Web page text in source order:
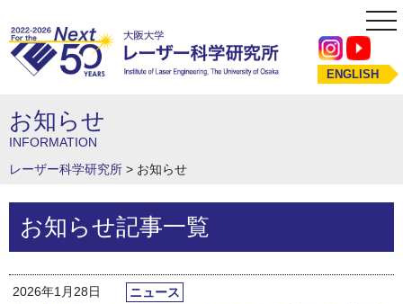
ENGLISH
お知らせ
INFORMATION
レーザー科学研究所 > お知らせ
お知らせ記事一覧
2026年1月28日
ニュース